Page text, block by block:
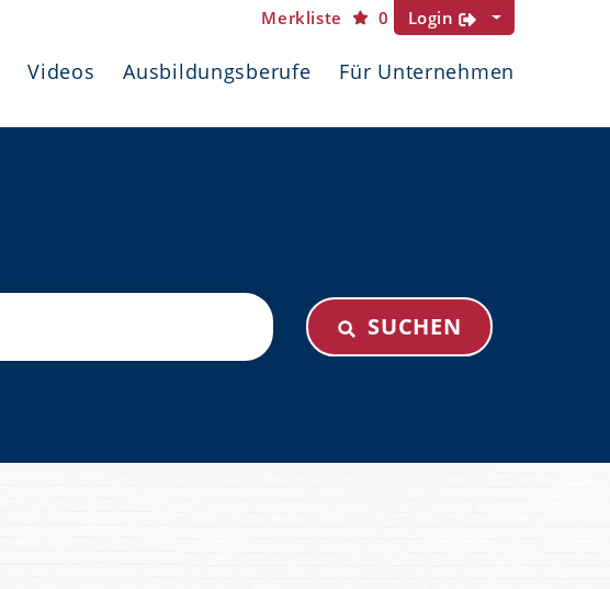
Merkliste 0 Login
Videos Ausbildungsberufe Für Unternehmen
SUCHEN